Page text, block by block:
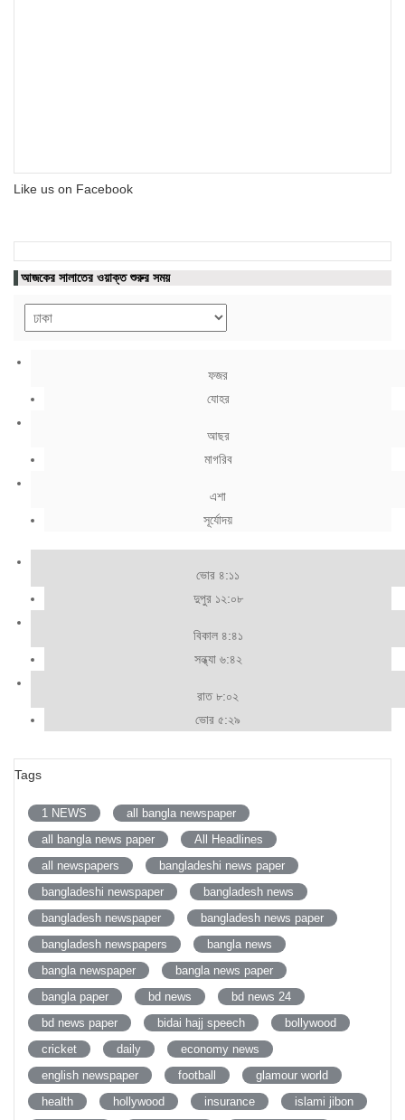
Like us on Facebook
আজকের সালাতের ওয়াক্ত শুরুর সময়
ফজর
যোহর
আছর
মাগরিব
এশা
সূর্যোদয়
ভোর ৪:১১
দুপুর ১২:০৮
বিকাল ৪:৪১
সন্ধ্যা ৬:৪২
রাত ৮:০২
ভোর ৫:২৯
Tags
1 NEWS
all bangla newspaper
all bangla news paper
All Headlines
all newspapers
bangladeshi news paper
bangladeshi newspaper
bangladesh news
bangladesh newspaper
bangladesh news paper
bangladesh newspapers
bangla news
bangla newspaper
bangla news paper
bangla paper
bd news
bd news 24
bd news paper
bidai hajj speech
bollywood
cricket
daily
economy news
english newspaper
football
glamour world
health
hollywood insurance
islami jibon